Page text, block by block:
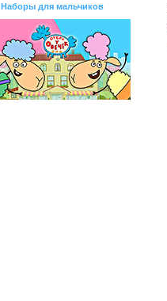
Наборы для мальчиков